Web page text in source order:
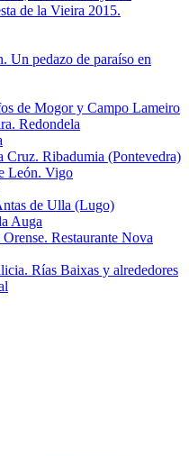
de la Vieira 2015.
Un pedazo de paraíso en
de Mogor y Campo Lameiro
Redondela
Cruz. Ribadumia (Pontevedra)
León. Vigo
de Ulla (Lugo)
Auga
Restaurante Nova
Rías Baixas y alrededores